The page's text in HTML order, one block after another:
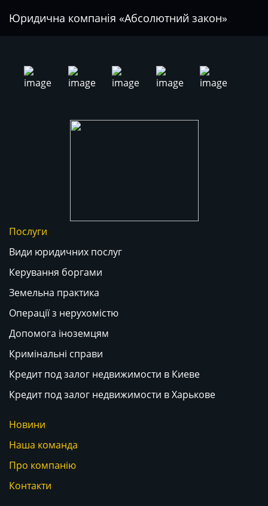
Юридична компанія «Абсолютний закон»
Послуги
Види юридичних послуг
Керування боргами
Земельна практика
Операції з нерухомістю
Допомога іноземцям
Кримінальні справи
Кредит под залог недвижимости в Киеве
Кредит под залог недвижимости в Харькове
Новини
Наша команда
Про компанію
Контакти